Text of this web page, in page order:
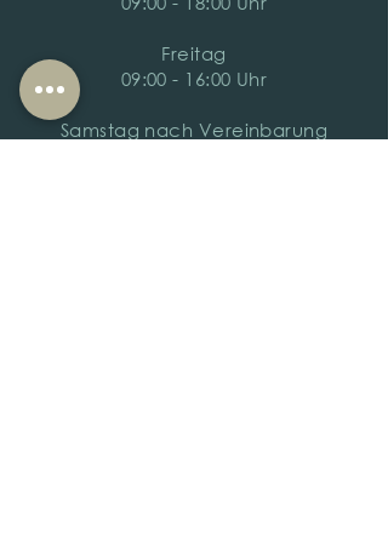
Freitag
09:00 - 16:00 Uhr
Samstag nach Vereinbarung